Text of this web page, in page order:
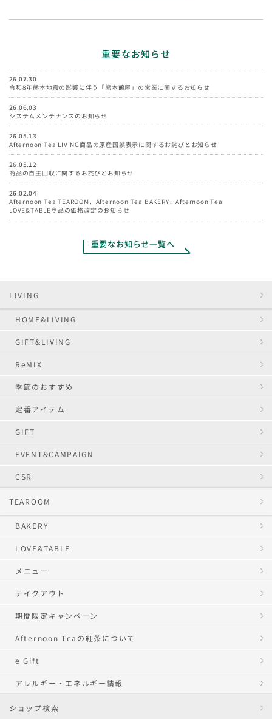
重要なお知らせ
26.07.30
令和8年熊本地震の影響に伴う「熊本鶴屋」の営業に関するお知らせ
26.06.03
システムメンテナンスのお知らせ
26.05.13
Afternoon Tea LIVING商品の原産国誤表示に関するお詫びとお知らせ
26.05.12
商品の自主回収に関するお詫びとお知らせ
26.02.04
Afternoon Tea TEAROOM、Afternoon Tea BAKERY、Afternoon Tea
LOVE&TABLE商品の価格改定のお知らせ
重要なお知らせ一覧へ
LIVING
HOME&LIVING
GIFT&LIVING
ReMIX
季節のおすすめ
定番アイテム
GIFT
EVENT&CAMPAIGN
CSR
TEAROOM
BAKERY
LOVE&TABLE
メニュー
テイクアウト
期間限定キャンペーン
Afternoon Teaの紅茶について
e Gift
アレルギー・エネルギー情報
ショップ検索